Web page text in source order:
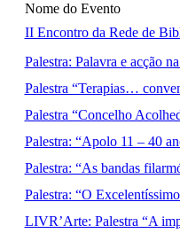
Nome do Evento
II Encontro da Rede de
Palestra: Palavra e acção
Palestra “Terapias…
Palestra “Concelho
Palestra: “Apolo 11 – 40
Palestra: “As bandas
Palestra: “O
LIVR’Arte: Palestra “A